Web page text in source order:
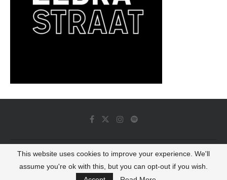
© 2022 - Luminous Dash All Rights Reserved
BACK TO TOP
This website uses cookies to improve your experience. We'll
assume you're ok with this, but you can opt-out if you wish.